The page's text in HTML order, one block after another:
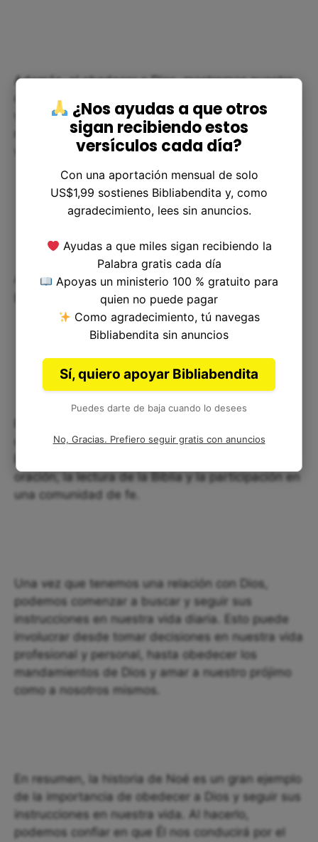
Además, al obedecer a Dios, mostramos nuestra
confianza en Él y nuestro deseo de seguir su
voluntad. Esto es un signo de una fe fuerte y
madura, la cual nos permite vivir plenamente en la
voluntad de Dios y recibir sus bendiciones.
Aplicando la obediencia a Dios en
nuestra vida
debemos primero tener una relación personal con
oración, la lectura de la Biblia y la participación en
una comunidad de fe.
Una vez que tenemos una relación con Dios,
podemos comenzar a buscar y seguir sus
instrucciones en nuestra vida diaria. Esto puede
involucrar desde tomar decisiones en nuestra vida
profesional y personal, hasta obedecer los
mandamientos de Dios y amar a nuestro prójimo
como a nosotros mismos.
En resumen, la historia de Noé es un gran ejemplo
de la importancia de obedecer a Dios y seguir sus
instrucciones en nuestra vida. Al hacerlo,
podemos confiar en que Él nos conducirá por el
¿Nos ayudas a que otros
sigan recibiendo estos
versículos cada día?
Con una aportación mensual de solo
US$1,99 sostienes Bibliabendita y, como
agradecimiento, lees sin anuncios.
Ayudas a que miles sigan recibiendo la
Palabra gratis cada día
Apoyas un ministerio 100 % gratuito para
quien no puede pagar
Como agradecimiento, tú navegas
Bibliabendita sin anuncios
Sí, quiero apoyar Bibliabendita
Puedes darte de baja cuando lo desees
No, Gracias. Prefiero seguir gratis con anuncios